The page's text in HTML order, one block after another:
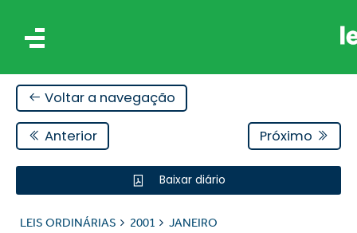
Voltar a navegação
Anterior Próximo
Baixar diário
LEIS ORDINÁRIAS 2001 JANEIRO